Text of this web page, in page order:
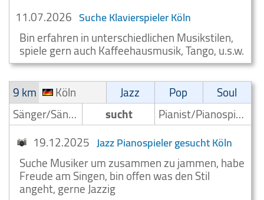
11.07.2026 Suche Klavierspieler Köln
Bin erfahren in unterschiedlichen Musikstilen,
spiele gern auch Kaffeehausmusik, Tango, u.s.w.
9 km
Köln Jazz Pop
Soul
Sänger/Sängerin
sucht
Pianist/Pianospieler
19.12.2025 Jazz Pianospieler gesucht Köln
Suche Musiker um zusammen zu jammen, habe
Freude am Singen, bin offen was den Stil
angeht, gerne Jazzig